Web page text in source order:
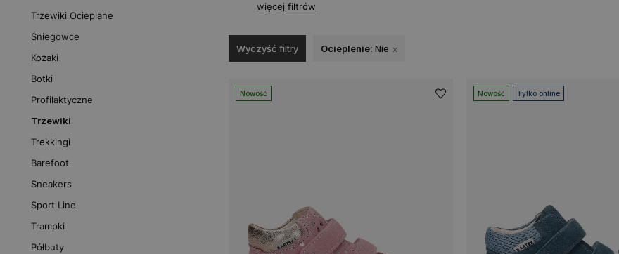
Trzewiki Ocieplane
Śniegowce
Kozaki
Botki
Profilaktyczne
Trzewiki
Trekkingi
Barefoot
Sneakers
Sport Line
Trampki
Półbuty
więcej filtrów
Wyczyść filtry Ocieplenie: Nie
Nowość Nowość Tylko online